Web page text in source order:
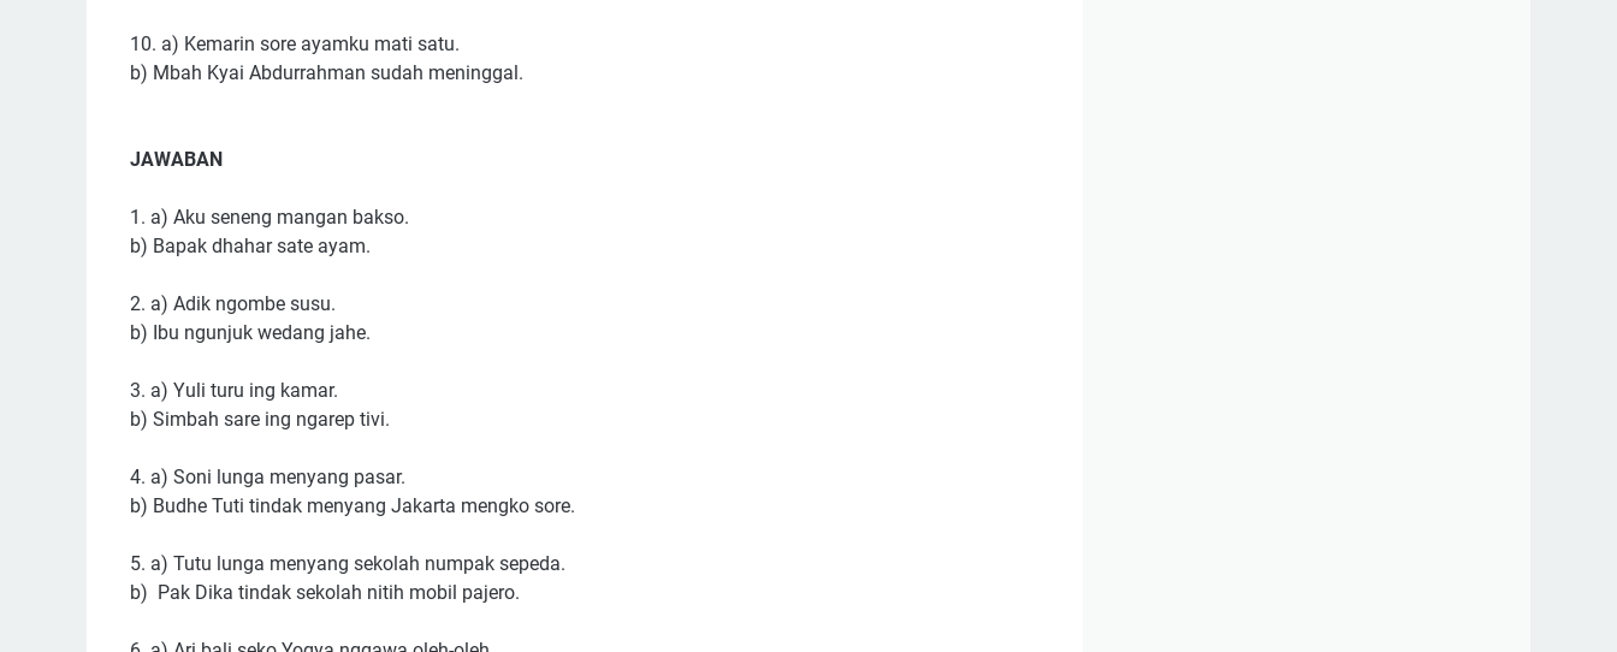
10. a) Kemarin sore ayamku mati satu.
b) Mbah Kyai Abdurrahman sudah meninggal.
JAWABAN
1. a) Aku seneng mangan bakso.
b) Bapak dhahar sate ayam.
2. a) Adik ngombe susu.
b) Ibu ngunjuk wedang jahe.
3. a) Yuli turu ing kamar.
b) Simbah sare ing ngarep tivi.
4. a) Soni lunga menyang pasar.
b) Budhe Tuti tindak menyang Jakarta mengko sore.
5. a) Tutu lunga menyang sekolah numpak sepeda.
b) Pak Dika tindak sekolah nitih mobil pajero.